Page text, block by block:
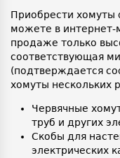
Приобрести хомуты
можете в интернет-
продаже только
соответствующая
(подтверждается
хомуты нескольких
Червячные
труб и других
Скобы для
электрических